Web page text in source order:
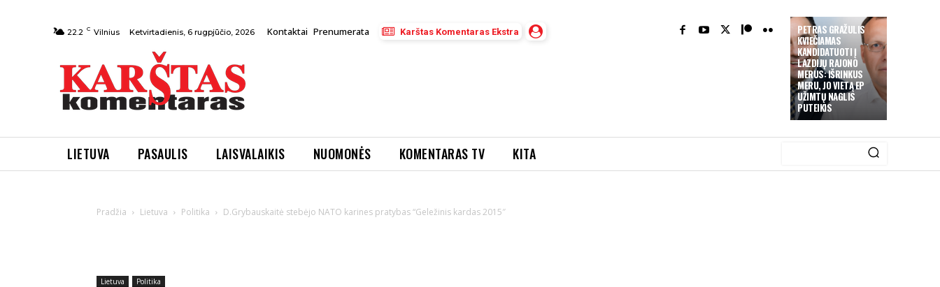
PETRAS GRAŽULIS
KVIEČIAMAS
KANDIDATUOTI Į
LAZDIJŲ RAJONO
MERUS: IŠRINKUS
MERU, JO VIETĄ EP
UŽIMTŲ NAGLIS
PUTEIKIS
22.2 C Vilnius Ketvirtadienis, 6 rugpjūčio, 2026 Kontaktai Prenumerata Karštas Komentaras Ekstra
LIETUVA PASAULIS LAISVALAIKIS NUOMONĖS KOMENTARAS TV KITA
Pradžia Lietuva Politika D.Grybauskaitė stebėjo NATO karines pratybas “Geležinis kardas 2015″
Lietuva Politika